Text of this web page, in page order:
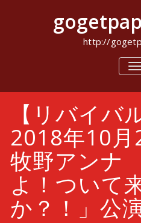
キ
http://
ナ
シ
【リバイバ
2018年10月
牧野アンナ
よ！ついて
か？！」公